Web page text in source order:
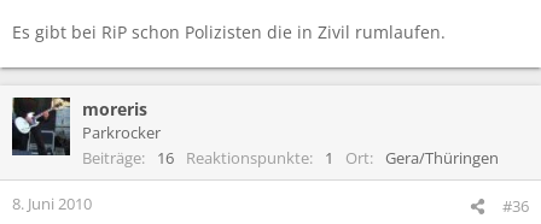
Es gibt bei RiP schon Polizisten die in Zivil rumlaufen.
moreris
Parkrocker
Beiträge
16 Reaktionspunkte 1 Ort Gera/Thüringen
8. Juni 2010 #36